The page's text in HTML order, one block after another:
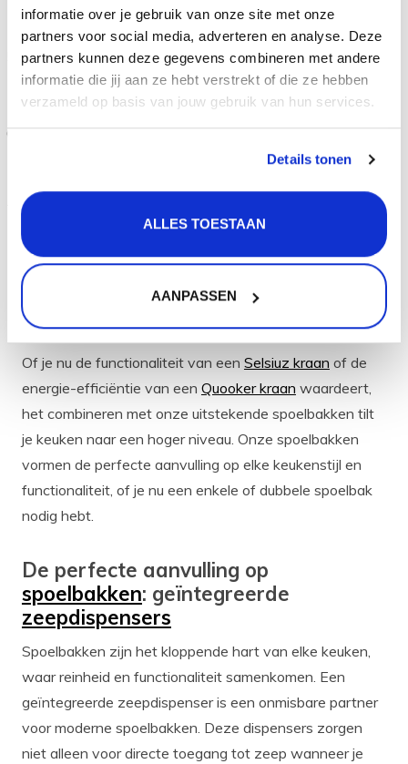
informatie over je gebruik van onze site met onze
partners voor social media, adverteren en analyse. Deze
partners kunnen deze gegevens combineren met andere
informatie die jij aan ze hebt verstrekt of die ze hebben
verzameld op basis van jouw gebruik van hun services.
Details tonen
ALLES TOESTAAN
AANPASSEN
gehouden met diverse standaardmaten van
keukenkastfabrikanten.
Radius: Onze collectie varieert in radius, van strakke
R=0 hoeken tot meer afgeronde designs met een
R=20.
Lengte:Zorg ervoor dat de spoelbak past in je beoogde
kastje. Dankzij onze diverse afmetingen vind je altijd
Korfpluggat:
korfpluggen. Kies op basis van esthetiek en
functionaliteit.
Ontdek de combinatie van
spoelbakkenenkokend water kranen
Of je nu de functionaliteit van een Selsiuz kraan of de
energie-efficiëntie van een Quooker kraan waardeert,
het combineren met onze uitstekende spoelbakken tilt
je keuken naar een hoger niveau. Onze spoelbakken
vormen de perfecte aanvulling op elke keukenstijl en
functionaliteit, of je nu een enkele of dubbele spoelbak
nodig hebt.
De perfecte aanvulling op
spoelbakken: geïntegreerde
zeepdispensers
Spoelbakken zijn het kloppende hart van elke keuken,
waar reinheid en functionaliteit samenkomen. Een
geïntegreerde zeepdispenser is een onmisbare partner
voor moderne spoelbakken. Deze dispensers zorgen
niet alleen voor directe toegang tot zeep wanneer je